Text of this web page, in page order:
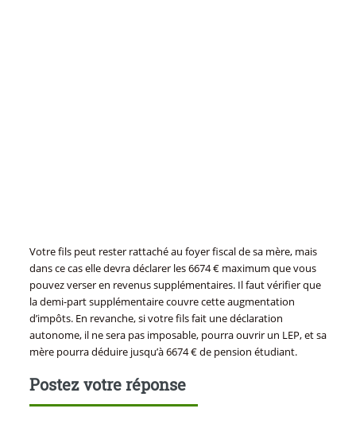
Votre fils peut rester rattaché au foyer fiscal de sa mère, mais
dans ce cas elle devra déclarer les 6674 € maximum que vous
pouvez verser en revenus supplémentaires. Il faut vérifier que
la demi-part supplémentaire couvre cette augmentation
d’impôts. En revanche, si votre fils fait une déclaration
autonome, il ne sera pas imposable, pourra ouvrir un LEP, et sa
mère pourra déduire jusqu’à 6674 € de pension étudiant.
Postez votre réponse